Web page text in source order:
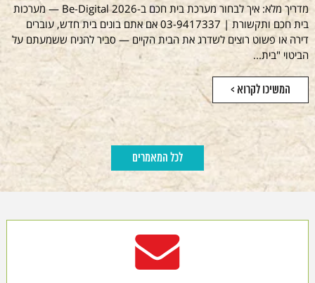
מדריך מלא: איך לבחור מערכת בית חכם ב-2026 Be-Digital — מערכות
בית חכם ותקשורת | 03-9417337 אם אתם בונים בית חדש, עוברים
דירה או פשוט רוצים לשדרג את הבית הקיים — סביר להניח ששמעתם על
הביטוי "בית...
המשיכו לקרוא >
לכל המאמרים